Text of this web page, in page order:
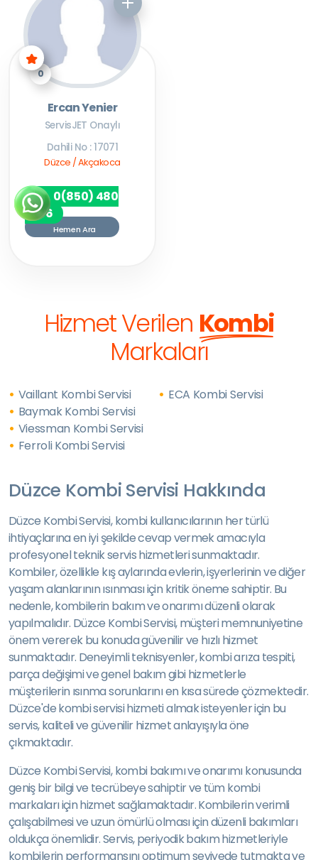
0
Ercan Yenier
ServisJET Onaylı
Dahili No : 17071
Düzce / Akçakoca
0(850) 480
7256
Hemen Ara
Hizmet Verilen Kombi
Markaları
Vaillant Kombi Servisi
ECA Kombi Servisi
Baymak Kombi Servisi
Viessman Kombi Servisi
Ferroli Kombi Servisi
Düzce Kombi Servisi Hakkında
Düzce Kombi Servisi, kombi kullanıcılarının her türlü
ihtiyaçlarına en iyi şekilde cevap vermek amacıyla
profesyonel teknik servis hizmetleri sunmaktadır.
Kombiler, özellikle kış aylarında evlerin, işyerlerinin ve diğer
yaşam alanlarının ısınması için kritik öneme sahiptir. Bu
nedenle, kombilerin bakım ve onarımı düzenli olarak
yapılmalıdır. Düzce Kombi Servisi, müşteri memnuniyetine
önem vererek bu konuda güvenilir ve hızlı hizmet
sunmaktadır. Deneyimli teknisyenler, kombi arıza tespiti,
parça değişimi ve genel bakım gibi hizmetlerle
müşterilerin ısınma sorunlarını en kısa sürede çözmektedir.
Düzce'de kombi servisi hizmeti almak isteyenler için bu
servis, kaliteli ve güvenilir hizmet anlayışıyla öne
çıkmaktadır.
Düzce Kombi Servisi, kombi bakımı ve onarımı konusunda
geniş bir bilgi ve tecrübeye sahiptir ve tüm kombi
markaları için hizmet sağlamaktadır. Kombilerin verimli
çalışabilmesi ve uzun ömürlü olması için düzenli bakımları
oldukça önemlidir. Servis, periyodik bakım hizmetleriyle
kombilerin performansını optimum seviyede tutmakta ve